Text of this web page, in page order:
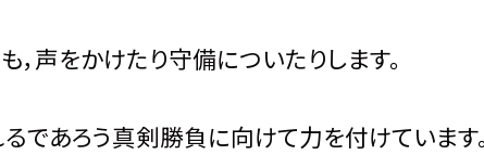
声をかけたり守備についたりします。
であろう真剣勝負に向けて力を付けています。